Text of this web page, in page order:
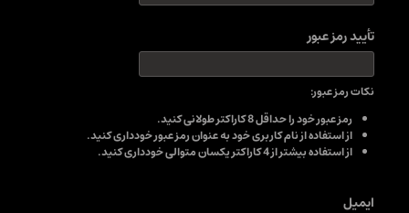
تأیید رمز عبور
نکات رمز عبور:
رمز عبور خود را حداقل 8 کاراکتر طولانی کنید.
از استفاده از نام کاربری خود به عنوان رمز عبور خودداری کنید.
از استفاده بیشتر از 4 کاراکتر یکسان متوالی خودداری کنید.
ایمیل